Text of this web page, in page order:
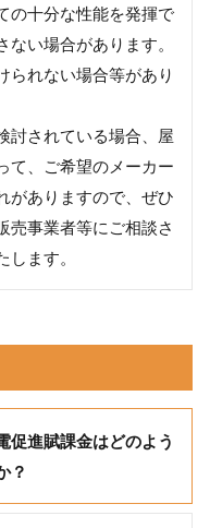
の十分な性能を発揮で
い場合があります。
られない場合等があり
討されている場合、屋
て、ご希望のメーカー
がありますので、ぜひ
売事業者等にご相談さ
ます。
促進賦課金はどのよう
？